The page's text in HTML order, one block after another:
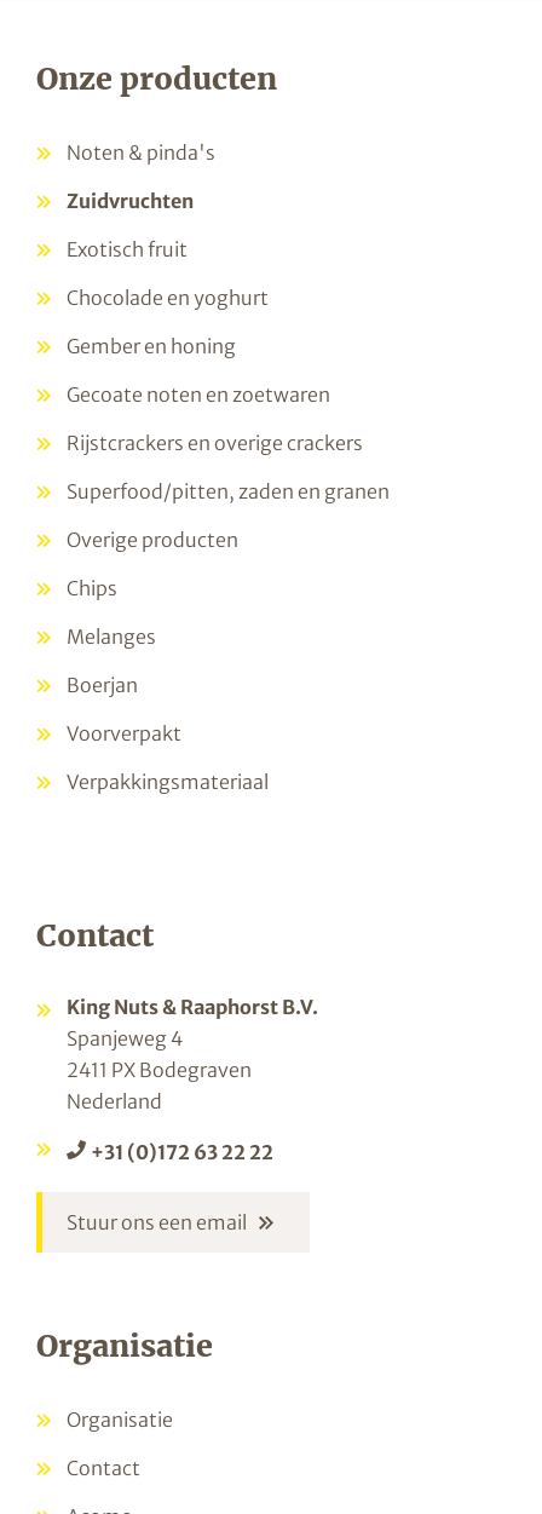
Onze producten
Noten & pinda's
Zuidvruchten
Exotisch fruit
Chocolade en yoghurt
Gember en honing
Gecoate noten en zoetwaren
Rijstcrackers en overige crackers
Superfood/pitten, zaden en granen
Overige producten
Chips
Melanges
Boerjan
Voorverpakt
Verpakkingsmateriaal
Contact
King Nuts & Raaphorst B.V.
Spanjeweg 4
2411 PX Bodegraven
Nederland
+31 (0)172 63 22 22
Stuur ons een email
Organisatie
Organisatie
Contact